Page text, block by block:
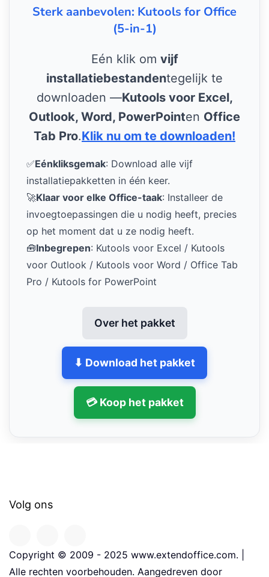
Sterk aanbevolen: Kutools for Office
(5-in-1)
Eén klik om vijf
installatiebestandentegelijk te
downloaden —Kutools voor Excel,
Outlook, Word, PowerPointen Office
Tab Pro.Klik nu om te downloaden!
✅Eénkliksgemak: Download alle vijf
installatiepakketten in één keer.
🚀Klaar voor elke Office-taak: Installeer de
invoegtoepassingen die u nodig heeft, precies
op het moment dat u ze nodig heeft.
🧰Inbegrepen: Kutools voor Excel / Kutools
voor Outlook / Kutools voor Word / Office Tab
Pro / Kutools for PowerPoint
Over het pakket
⬇ Download het pakket
💳 Koop het pakket
Volg ons
Copyright © 2009 - 2025 www.extendoffice.com. |
Alle rechten voorbehouden. Aangedreven door